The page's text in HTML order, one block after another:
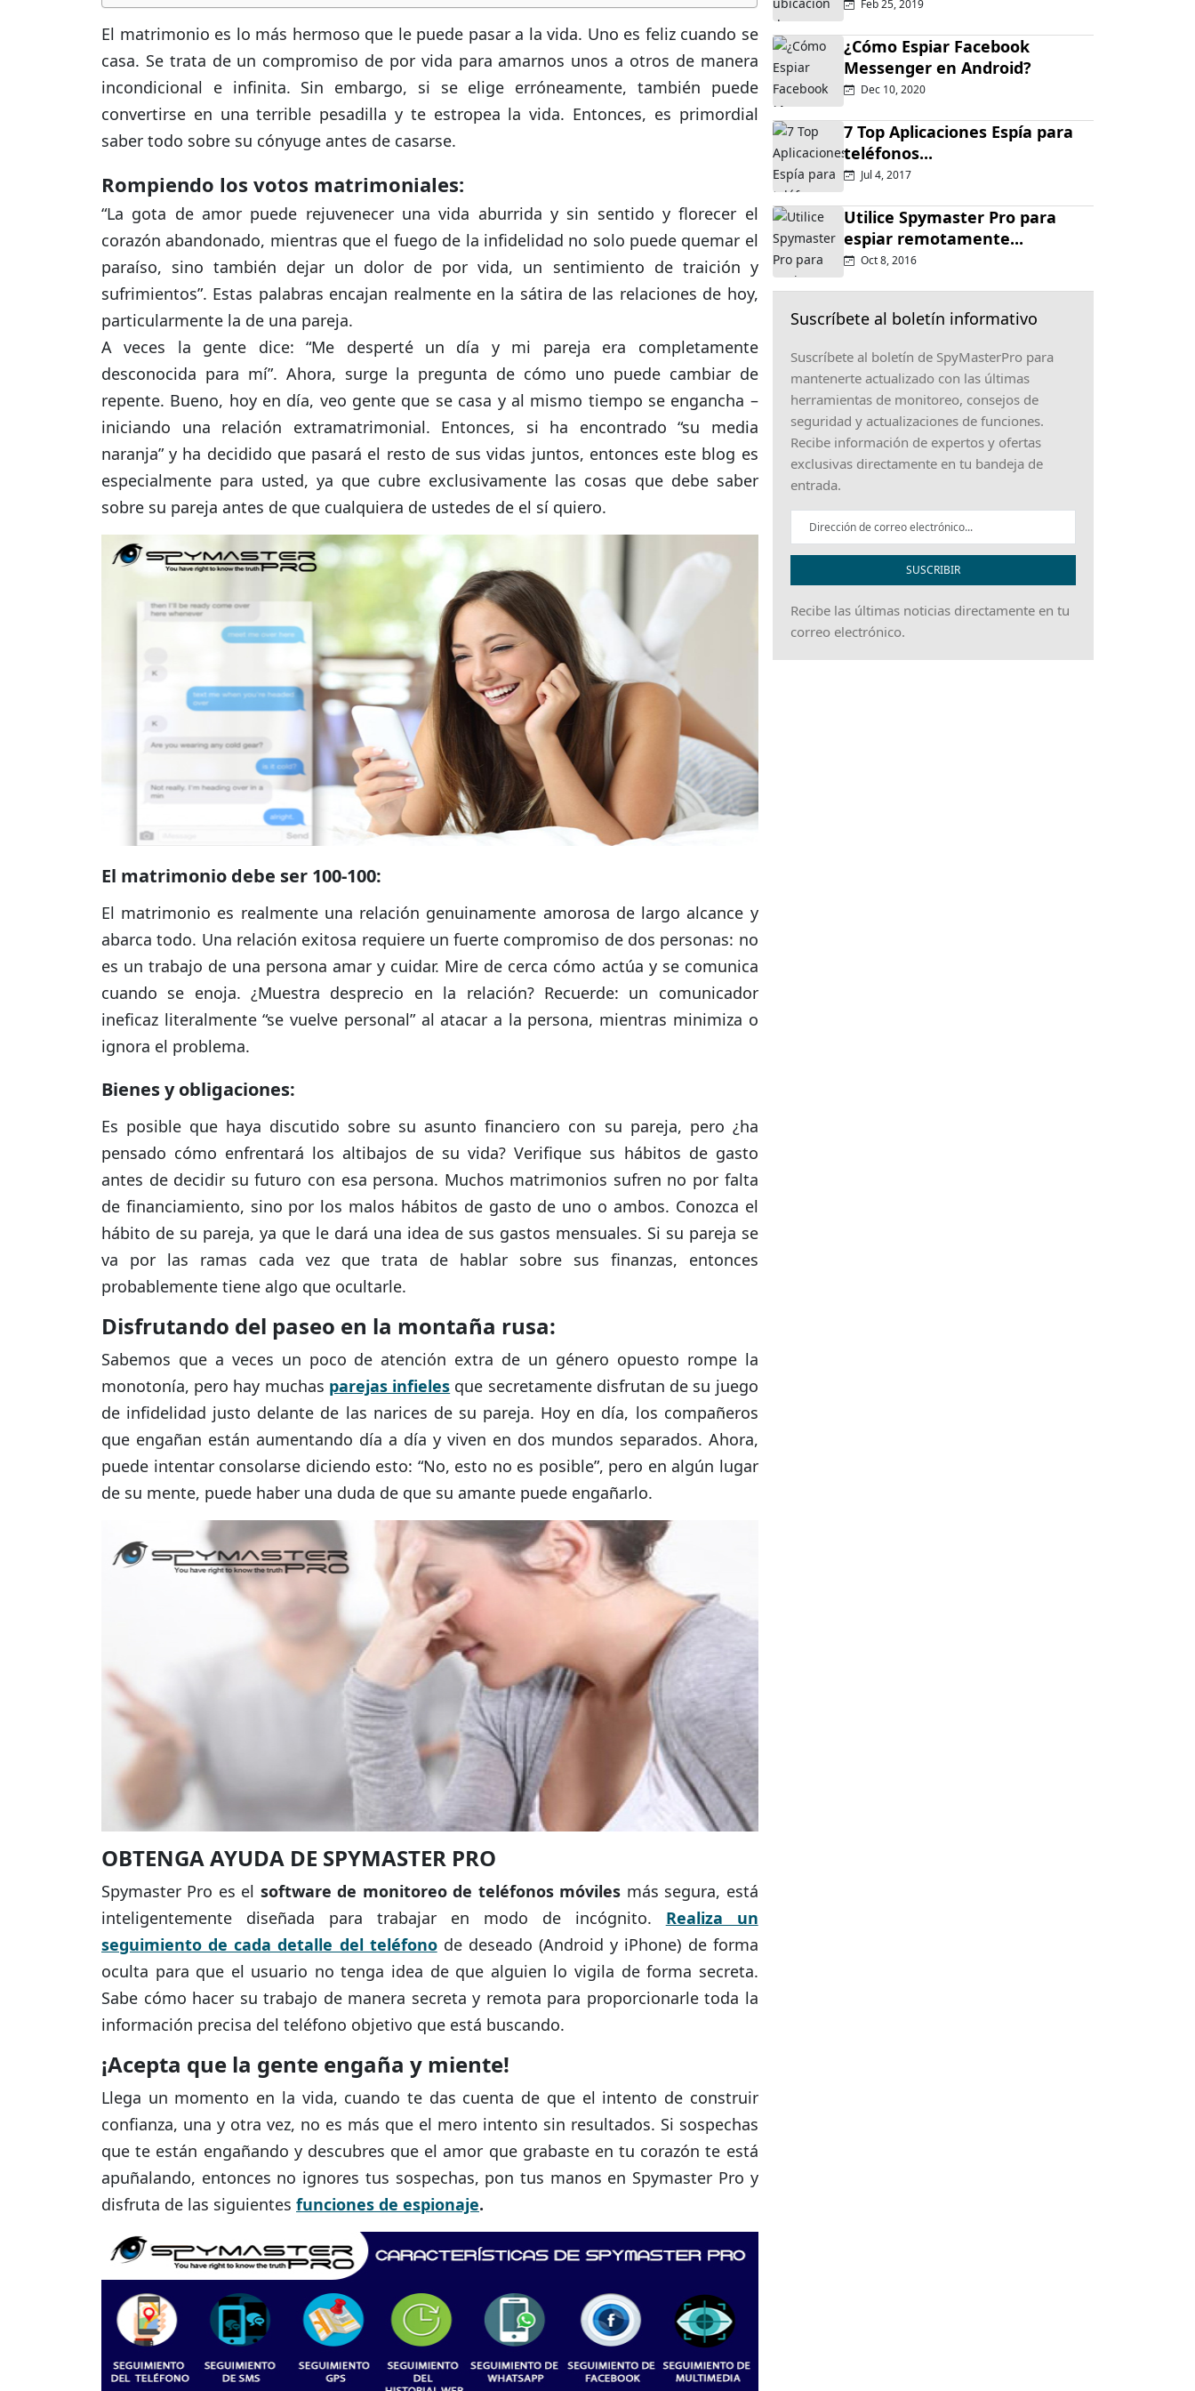
El matrimonio es lo más hermoso que le puede pasar a la vida. Uno es feliz cuando se
casa. Se trata de un compromiso de por vida para amarnos unos a otros de manera
incondicional e infinita. Sin embargo, si se elige erróneamente, también puede
convertirse en una terrible pesadilla y te estropea la vida. Entonces, es primordial
saber todo sobre su cónyuge antes de casarse.
Rompiendo los votos matrimoniales:
“La gota de amor puede rejuvenecer una vida aburrida y sin sentido y florecer el
corazón abandonado, mientras que el fuego de la infidelidad no solo puede quemar el
paraíso, sino también dejar un dolor de por vida, un sentimiento de traición y
sufrimientos”. Estas palabras encajan realmente en la sátira de las relaciones de hoy,
particularmente la de una pareja.
A veces la gente dice: “Me desperté un día y mi pareja era completamente
desconocida para mí”. Ahora, surge la pregunta de cómo uno puede cambiar de
repente. Bueno, hoy en día, veo gente que se casa y al mismo tiempo se engancha –
iniciando una relación extramatrimonial. Entonces, si ha encontrado “su media
naranja” y ha decidido que pasará el resto de sus vidas juntos, entonces este blog es
especialmente para usted, ya que cubre exclusivamente las cosas que debe saber
sobre su pareja antes de que cualquiera de ustedes de el sí quiero.
El matrimonio debe ser 100-100:
El matrimonio es realmente una relación genuinamente amorosa de largo alcance y
abarca todo. Una relación exitosa requiere un fuerte compromiso de dos personas: no
es un trabajo de una persona amar y cuidar. Mire de cerca cómo actúa y se comunica
cuando se enoja. ¿Muestra desprecio en la relación? Recuerde: un comunicador
ineficaz literalmente “se vuelve personal” al atacar a la persona, mientras minimiza o
ignora el problema.
Bienes y obligaciones:
Es posible que haya discutido sobre su asunto financiero con su pareja, pero ¿ha
pensado cómo enfrentará los altibajos de su vida? Verifique sus hábitos de gasto
antes de decidir su futuro con esa persona. Muchos matrimonios sufren no por falta
de financiamiento, sino por los malos hábitos de gasto de uno o ambos. Conozca el
hábito de su pareja, ya que le dará una idea de sus gastos mensuales. Si su pareja se
va por las ramas cada vez que trata de hablar sobre sus finanzas, entonces
probablemente tiene algo que ocultarle.
Disfrutando del paseo en la montaña rusa:
Sabemos que a veces un poco de atención extra de un género opuesto rompe la
monotonía, pero hay muchas parejas infieles que secretamente disfrutan de su juego
de infidelidad justo delante de las narices de su pareja. Hoy en día, los compañeros
que engañan están aumentando día a día y viven en dos mundos separados. Ahora,
puede intentar consolarse diciendo esto: “No, esto no es posible”, pero en algún lugar
de su mente, puede haber una duda de que su amante puede engañarlo.
OBTENGA AYUDA DE SPYMASTER PRO
Spymaster Pro es el software de monitoreo de teléfonos móviles más segura, está
inteligentemente diseñada para trabajar en modo de incógnito. Realiza un
seguimiento de cada detalle del teléfonode deseado (Android y iPhone) de forma
oculta para que el usuario no tenga idea de que alguien lo vigila de forma secreta.
Sabe cómo hacer su trabajo de manera secreta y remota para proporcionarle toda la
información precisa del teléfono objetivo que está buscando.
¡Acepta que la gente engaña y miente!
Llega un momento en la vida, cuando te das cuenta de que el intento de construir
confianza, una y otra vez, no es más que el mero intento sin resultados. Si sospechas
que te están engañando y descubres que el amor que grabaste en tu corazón te está
apuñalando, entonces no ignores tus sospechas, pon tus manos en Spymaster Pro y
disfruta de las siguientes funciones de espionaje.
Feb 25, 2019
¿Cómo Espiar Facebook
Messenger en Android?
Dec 10, 2020
7 Top Aplicaciones Espía para
teléfonos...
Jul 4, 2017
Utilice Spymaster Pro para
espiar remotamente...
Oct 8, 2016
Suscríbete al boletín informativo
Suscríbete al boletín de SpyMasterPro para
mantenerte actualizado con las últimas
herramientas de monitoreo, consejos de
seguridad y actualizaciones de funciones.
Recibe información de expertos y ofertas
exclusivas directamente en tu bandeja de
entrada.
SUSCRIBIR
Recibe las últimas noticias directamente en tu
correo electrónico.